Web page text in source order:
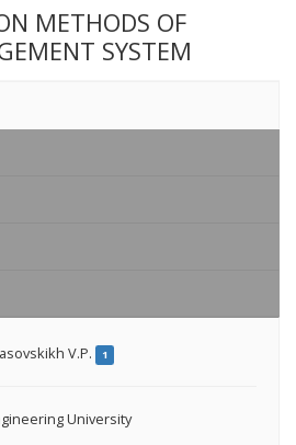
METHODS OF
SYSTEM
V.P. 1
University